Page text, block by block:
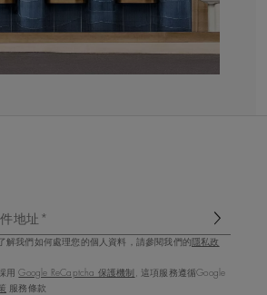
地址*
解我們如何處理您的個人資料，請參閱我們的 隱私政
用Google ReCaptcha 保護機制 , 這項服務遵循Google
服務條款